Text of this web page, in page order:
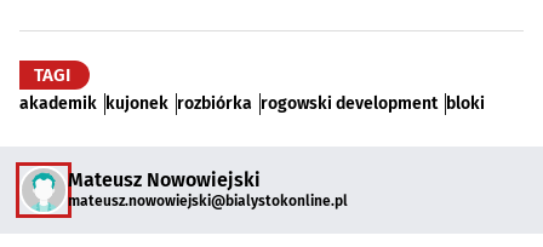
TAGI
akademik kujonek rozbiórka rogowski development bloki
Mateusz Nowowiejski
mateusz.nowowiejski@bialystokonline.pl